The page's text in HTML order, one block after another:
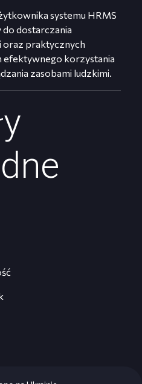
systemu HRMS
do dostarczania
oraz praktycznych
korzystania
zasobami ludzkimi.